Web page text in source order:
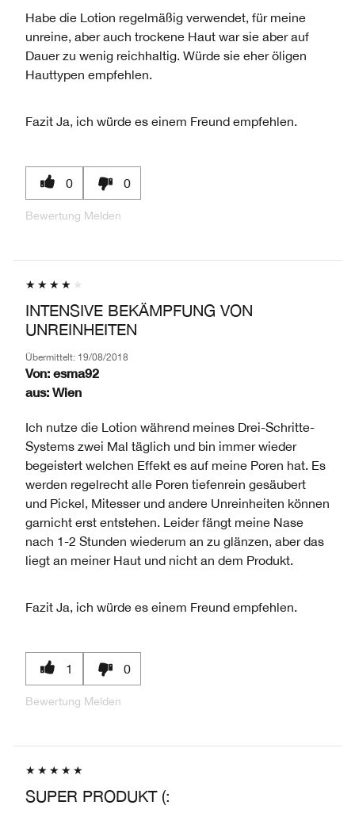
ANZAHL
DER
BEWERTUNGEN
Habe die Lotion regelmäßig verwendet, für meine
unreine, aber auch trockene Haut war sie aber auf
Dauer zu wenig reichhaltig. Würde sie eher öligen
Hauttypen empfehlen.
Fazit Ja, ich würde es einem Freund empfehlen.
0 0
Bewertung Melden
INTENSIVE BEKÄMPFUNG VON
UNREINHEITEN
Übermittelt: 19/08/2018
Von: esma92
aus: Wien
Ich nutze die Lotion während meines Drei-Schritte-
Systems zwei Mal täglich und bin immer wieder
begeistert welchen Effekt es auf meine Poren hat. Es
werden regelrecht alle Poren tiefenrein gesäubert
und Pickel, Mitesser und andere Unreinheiten können
garnicht erst entstehen. Leider fängt meine Nase
nach 1-2 Stunden wiederum an zu glänzen, aber das
liegt an meiner Haut und nicht an dem Produkt.
Fazit Ja, ich würde es einem Freund empfehlen.
1 0
Bewertung Melden
SUPER PRODUKT (: